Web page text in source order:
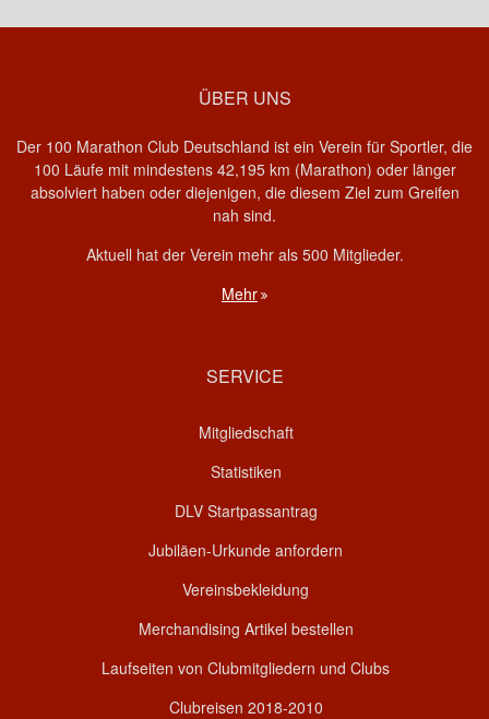
ÜBER UNS
Der 100 Marathon Club Deutschland ist ein Verein für Sportler, die
100 Läufe mit mindestens 42,195 km (Marathon) oder länger
absolviert haben oder diejenigen, die diesem Ziel zum Greifen
nah sind.
Aktuell hat der Verein mehr als 500 Mitglieder.
Mehr
SERVICE
Mitgliedschaft
Statistiken
DLV Startpassantrag
Jubiläen-Urkunde anfordern
Vereinsbekleidung
Merchandising Artikel bestellen
Laufseiten von Clubmitgliedern und Clubs
Clubreisen 2018-2010